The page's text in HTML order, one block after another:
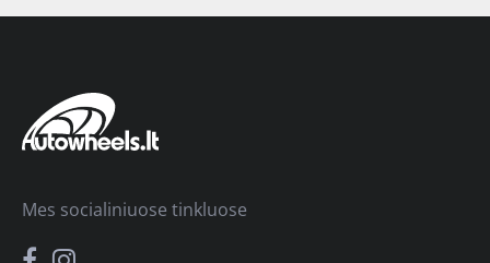
Mes socialiniuose tinkluose